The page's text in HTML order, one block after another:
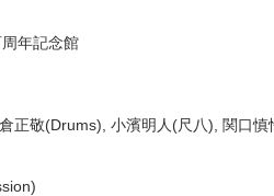
年記念館
正敬(Drums), 小濱明人(尺八), 関口慎